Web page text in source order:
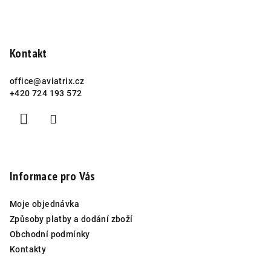
Kontakt
office@aviatrix.cz
+420 724 193 572
Informace pro Vás
Moje objednávka
Způsoby platby a dodání zboží
Obchodní podmínky
Kontakty